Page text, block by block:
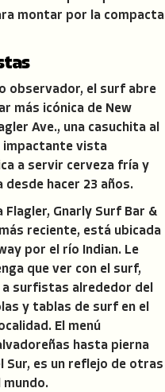
montar por la compacta
observador, el surf abre
más icónica de New
Ave., una casuchita al
impactante vista
a servir cerveza fría y
desde hacer 23 años.
Flagler, Gnarly Surf Bar &
reciente, está ubicada
por el río Indian. Le
que ver con el surf,
a surfistas alrededor del
y tablas de surf en el
El menú
hasta pierna
Sur, es un reflejo de otras
mundo.